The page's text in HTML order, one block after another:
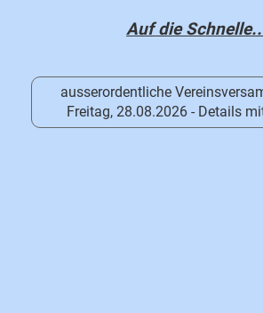
Auf die
ausserordentliche
Freitag, 28.08.2026 - Details